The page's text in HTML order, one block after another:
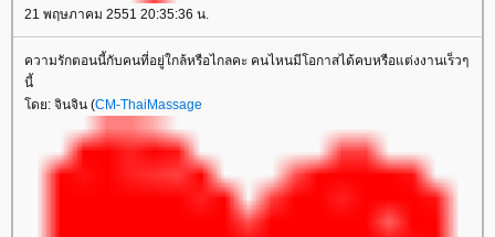
21 พฤษภาคม 2551 20:35:36 น.
ความรักตอนนี้กับคนที่อยู่ใกล้หรือไกลคะ คนไหนมีโอกาสได้คบหรือแต่งงานเร็วๆ
นี้
ดย: จินจิน (CM-ThaiMassage